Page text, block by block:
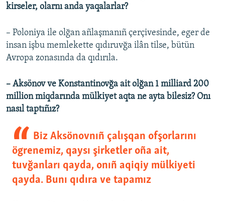
kirseler, olarnı anda yaqalarlar?
– Poloniya ile olğan añlaşmanıñ çerçivesinde, eger de
insan işbu memlekette qıdıruvğa ilân tilse, bütün
Avropa zonasında da qıdırıla.
– Aksönov ve Konstantinovğa ait olğan 1 milliard 200
million miqdarında mülkiyet aqta ne ayta bilesiz? Onı
nasıl taptıñız?
Biz Aksönovnıñ çalışqan ofşorlarını
ögrenemiz, qaysı şirketler oña ait,
tuvğanları qayda, onıñ aqiqiy mülkiyeti
qayda. Bunı qıdıra ve tapamız